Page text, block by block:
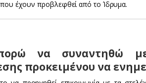
έχουν προβλεφθεί από το Ίδρυμα.
να συναντηθώ
προκειμένου να